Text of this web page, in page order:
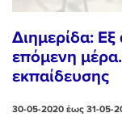
Διημερίδα:
επόμενη
εκπαίδευσης
30-05-2020 έως 31-05-